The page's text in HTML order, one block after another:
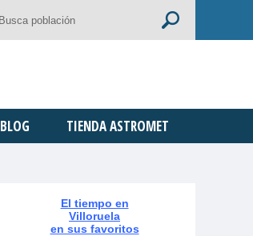
BLOG TIENDA ASTROMET
El tiempo en
Villoruela
en sus favoritos